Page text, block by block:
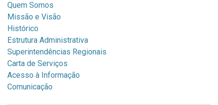
Quem Somos
Missão e Visão
Histórico
Estrutura Administrativa
Superintendências Regionais
Carta de Serviços
Acesso à Informação
Comunicação